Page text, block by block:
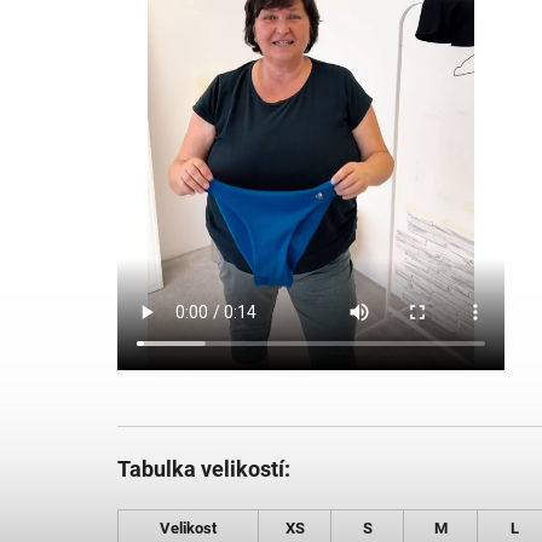
Tabulka velikostí:
Velikost XS S M L